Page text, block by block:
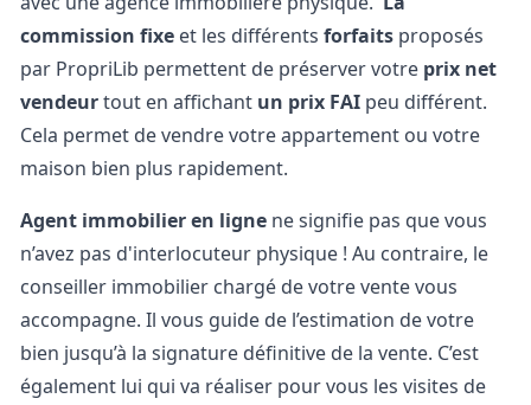
commission fixe et les différents forfaits proposés
par PropriLib permettent de préserver votre prix net
vendeurtout en affichant un prix FAI peu différent.
Cela permet de vendre votre appartement ou votre
maison bien plus rapidement.
Agent immobilier en ligne ne signifie pas que vous
n’avez pas d'interlocuteur physique ! Au contraire, le
conseiller immobilier chargé de votre vente vous
accompagne. Il vous guide de l’estimation de votre
bien jusqu’à la signature définitive de la vente. C’est
également lui qui va réaliser pour vous les visites de